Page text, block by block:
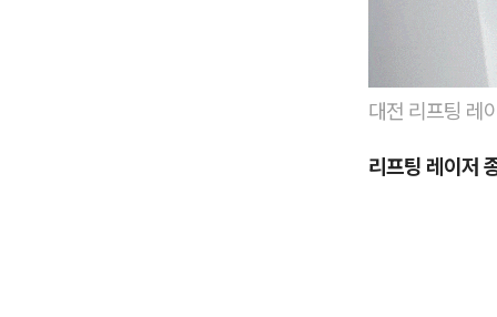
대전 리프팅 레
리프팅 레이저